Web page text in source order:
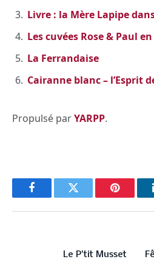
Livre : la Mère Lapipe
Les cuvées Rose & Paul
La Ferrandaise
Cairanne blanc – l’Esprit
Propulsé parYARPP.
FacebookTwitter Pinterest
Le P’tit Musset